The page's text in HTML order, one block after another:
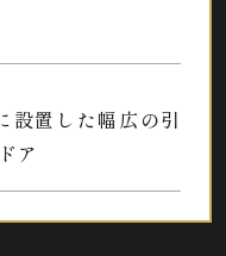
設置した幅広の引
ア